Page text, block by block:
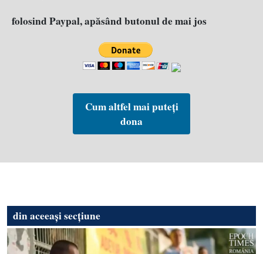
folosind Paypal, apăsând butonul de mai jos
Cum altfel mai puteți
dona
din aceeași secțiune